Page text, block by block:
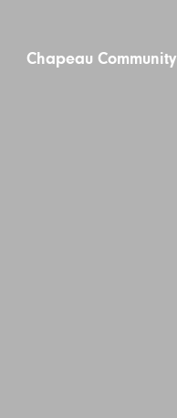
Chapeau Community